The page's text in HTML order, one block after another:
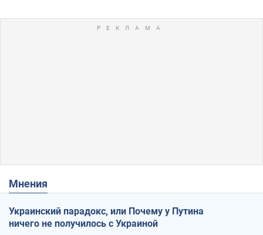
Мнения
Украинский парадокс, или Почему у Путина
ничего не получилось с Украиной